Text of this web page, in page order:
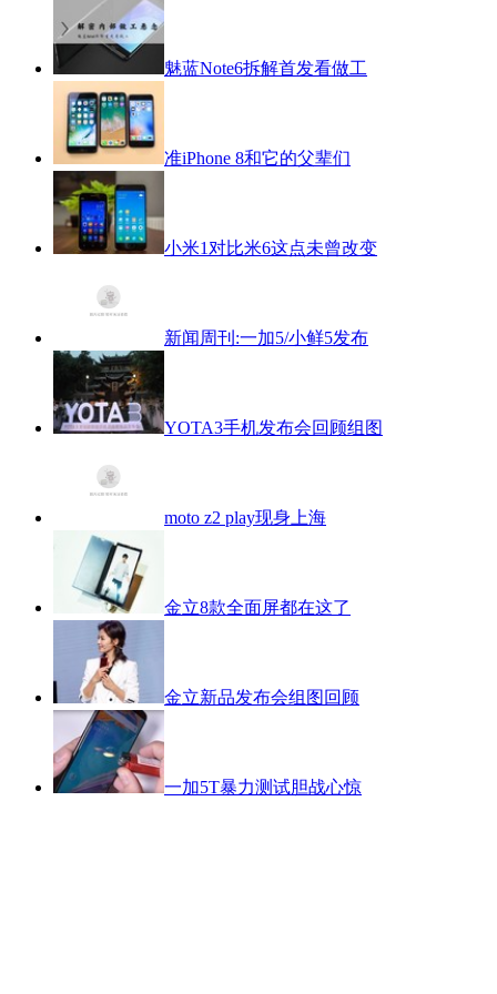
魅蓝Note6拆解首发看做工
准iPhone 8和它的父辈们
小米1对比米6这点未曾改变
新闻周刊:一加5/小鲜5发布
YOTA3手机发布会回顾组图
moto z2 play现身上海
金立8款全面屏都在这了
金立新品发布会组图回顾
一加5T暴力测试胆战心惊